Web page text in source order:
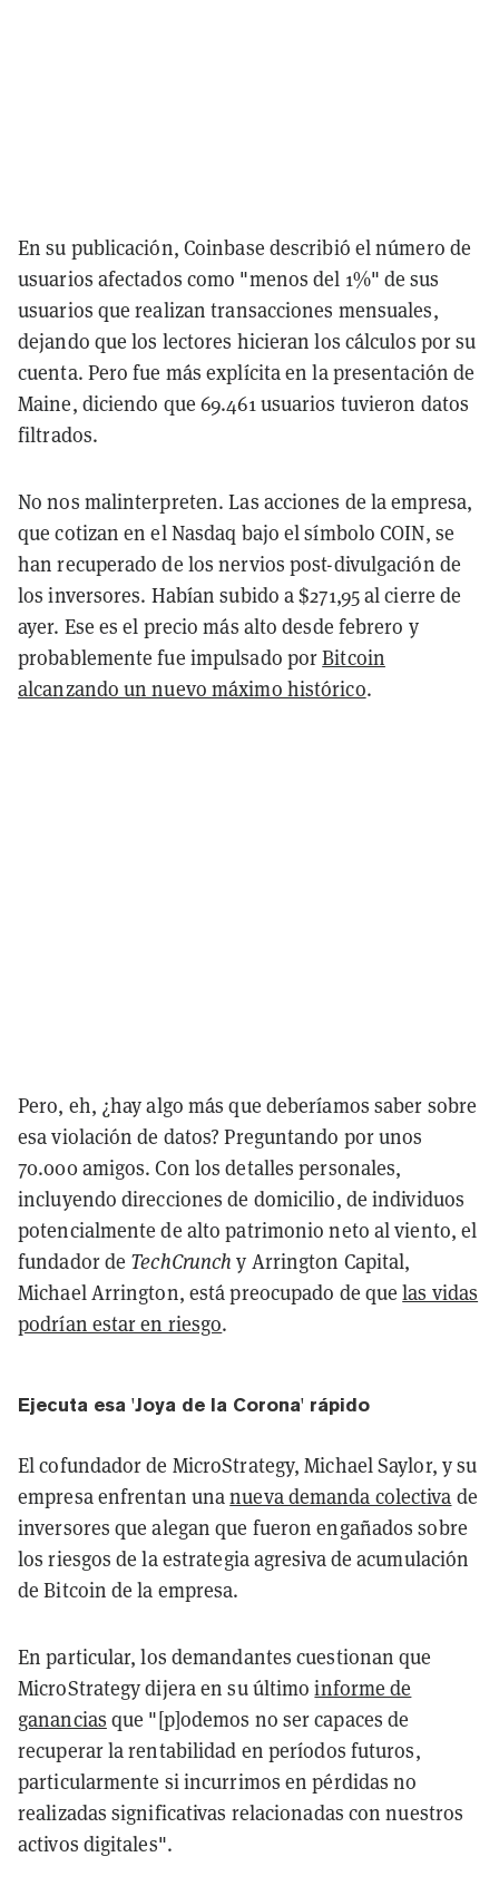
En su publicación, Coinbase describió el número de
usuarios afectados como "menos del 1%" de sus
usuarios que realizan transacciones mensuales,
dejando que los lectores hicieran los cálculos por su
cuenta. Pero fue más explícita en la presentación de
Maine, diciendo que 69.461 usuarios tuvieron datos
filtrados.
No nos malinterpreten. Las acciones de la empresa,
que cotizan en el Nasdaq bajo el símbolo COIN, se
han recuperado de los nervios post-divulgación de
los inversores. Habían subido a $271,95 al cierre de
ayer. Ese es el precio más alto desde febrero y
probablemente fue impulsado porBitcoin
alcanzando un nuevo máximo histórico.
Pero, eh, ¿hay algo más que deberíamos saber sobre
esa violación de datos? Preguntando por unos
70.000 amigos. Con los detalles personales,
incluyendo direcciones de domicilio, de individuos
potencialmente de alto patrimonio neto al viento, el
fundador de TechCrunch y Arrington Capital,
Michael Arrington, está preocupado de quelas vidas
podrían estar en riesgo.
Ejecuta esa 'Joya de la Corona' rápido
El cofundador de MicroStrategy, Michael Saylor, y su
empresa enfrentan unanueva demanda colectiva de
inversores que alegan que fueron engañados sobre
los riesgos de la estrategia agresiva de acumulación
de Bitcoin de la empresa.
En particular, los demandantes cuestionan que
MicroStrategy dijera en su últimoinforme de
ganancias que "[p]odemos no ser capaces de
recuperar la rentabilidad en períodos futuros,
particularmente si incurrimos en pérdidas no
realizadas significativas relacionadas con nuestros
activos digitales".